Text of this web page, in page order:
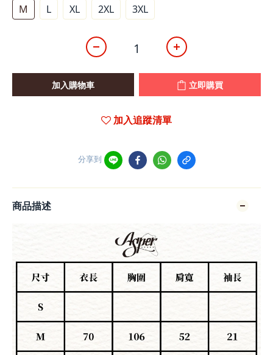
M L XL 2XL 3XL
加入購物車 立即購買
加入追蹤清單
分享到
商品描述